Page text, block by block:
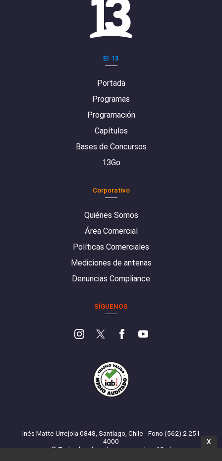
El 13
Portada
Programas
Programación
Capítulos
Bases de Concursos
13Go
Corporativo
Quiénes Somos
Área Comercial
Políticas Comerciales
Mediciones de antenas
Denuncias Compliance
SÍGUENOS
Inés Matte Urrejola 0848, Santiago, Chile - Fono (562) 2 251
4000
© Todos los derechos reservados. 13.cl
X